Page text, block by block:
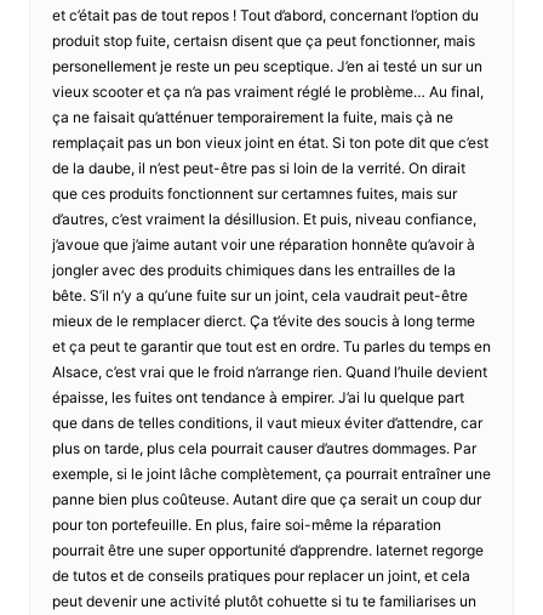
et c’était pas de tout repos ! Tout d’abord, concernant l’option du
produit stop fuite, certaisn disent que ça peut fonctionner, mais
personellement je reste un peu sceptique. J’en ai testé un sur un
vieux scooter et ça n’a pas vraiment réglé le problème… Au final,
ça ne faisait qu’atténuer temporairement la fuite, mais çà ne
remplaçait pas un bon vieux joint en état. Si ton pote dit que c’est
de la daube, il n’est peut-être pas si loin de la verrité. On dirait
que ces produits fonctionnent sur certamnes fuites, mais sur
d’autres, c’est vraiment la désillusion. Et puis, niveau confiance,
j’avoue que j’aime autant voir une réparation honnête qu’avoir à
jongler avec des produits chimiques dans les entrailles de la
bête. S’il n’y a qu’une fuite sur un joint, cela vaudrait peut-être
mieux de le remplacer dierct. Ça t’évite des soucis à long terme
et ça peut te garantir que tout est en ordre. Tu parles du temps en
Alsace, c’est vrai que le froid n’arrange rien. Quand l’huile devient
épaisse, les fuites ont tendance à empirer. J’ai lu quelque part
que dans de telles conditions, il vaut mieux éviter d’attendre, car
plus on tarde, plus cela pourrait causer d’autres dommages. Par
exemple, si le joint lâche complètement, ça pourrait entraîner une
panne bien plus coûteuse. Autant dire que ça serait un coup dur
pour ton portefeuille. En plus, faire soi-même la réparation
pourrait être une super opportunité d’apprendre. Iaternet regorge
de tutos et de conseils pratiques pour replacer un joint, et cela
peut devenir une activité plutôt cohuette si tu te familiarises un